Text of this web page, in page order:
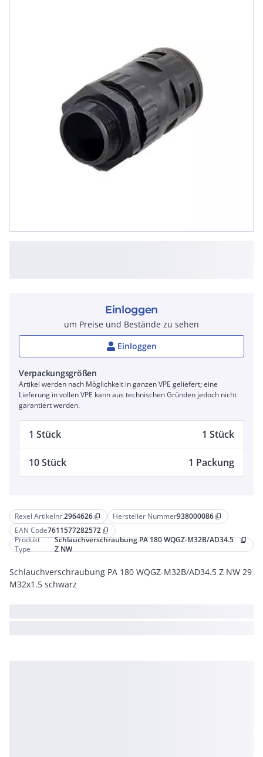
Rexel Artikelnr.2964626 content_copy Hersteller Nummer938000086 content_copy
EAN Code7611577282572 content_copy
Produkt
Type
Schlauchverschraubung PA 180 WQGZ-M32B/AD34.5
Z NW
content_copy
Schlauchverschraubung PA 180 WQGZ-M32B/AD34.5 Z NW 29
M32x1.5 schwarz
Einloggen
um Preise und Bestände zu sehen
Einloggen
Verpackungsgrößen
Artikel werden nach Möglichkeit in ganzen VPE geliefert; eine
Lieferung in vollen VPE kann aus technischen Gründen jedoch nicht
garantiert werden.
1 Stück 1 Stück
10 Stück 1 Packung